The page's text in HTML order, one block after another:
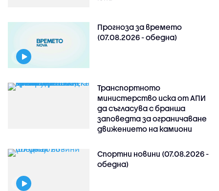
Прогноза за времето
(07.08.2026 - обедна)
Транспортното
министерство иска от АПИ
да съгласува с бранша
заповедта за ограничаване
движението на камиони
Спортни новини (07.08.2026 -
обедна)